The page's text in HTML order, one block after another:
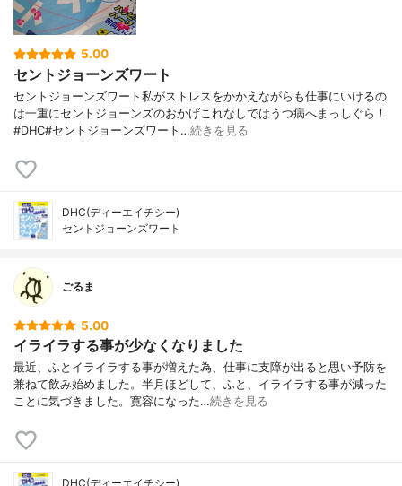
5.00
セントジョーンズワート
セントジョーンズワート私がストレスをかかえながらも仕事にいけるの
は一重にセントジョーンズのおかげこれなしではうつ病へまっしぐら！
#DHC#セントジョーンズワート…続きを見る
DHC(ディーエイチシー)
セントジョーンズワート
ごるま
5.00
イライラする事が少なくなりました
最近、ふとイライラする事が増えた為、仕事に支障が出ると思い予防を
兼ねて飲み始めました。半月ほどして、ふと、イライラする事が減った
ことに気づきました。寛容になった…続きを見る
DHC(ディーエイチシー)